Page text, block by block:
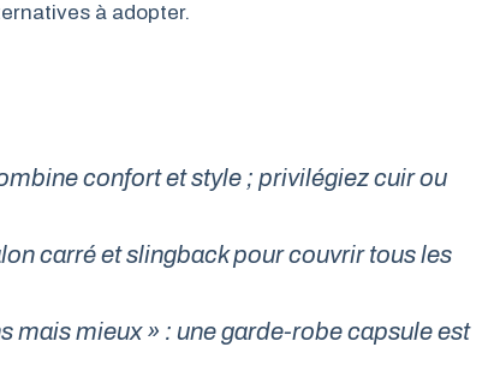
à adopter.
confort et style ; privilégiez cuir ou
carré et slingback pour couvrir tous les
mais mieux » : une garde-robe capsule est